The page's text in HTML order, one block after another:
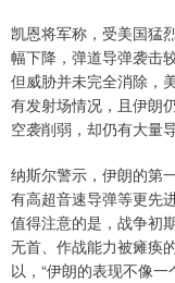
凯恩将军称，受美国猛
幅下降，弹道导弹袭击
但威胁并未完全消除，
有发射场情况，且伊朗
空袭削弱，却仍有大量
纳斯尔警示，伊朗的第
有高超音速导弹等更先
值得注意的是，战争初
无首、作战能力被瘫痪
以，“伊朗的表现不像一